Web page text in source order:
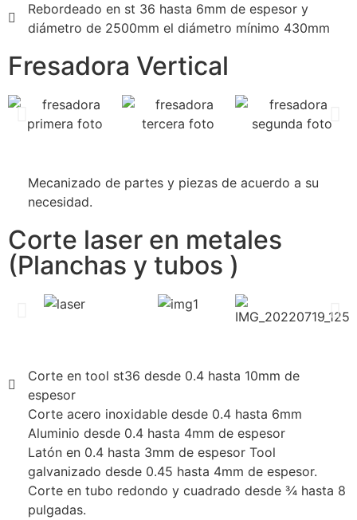
Rebordeado en st 36 hasta 6mm de espesor y
diámetro de 2500mm el diámetro mínimo 430mm
Fresadora Vertical
Mecanizado de partes y piezas de acuerdo a su
necesidad.
Corte laser en metales
(Planchas y tubos )
Corte en tool st36 desde 0.4 hasta 10mm de
espesor
Corte acero inoxidable desde 0.4 hasta 6mm
Aluminio desde 0.4 hasta 4mm de espesor
Latón en 0.4 hasta 3mm de espesor Tool
galvanizado desde 0.45 hasta 4mm de espesor.
Corte en tubo redondo y cuadrado desde ¾ hasta 8
pulgadas.